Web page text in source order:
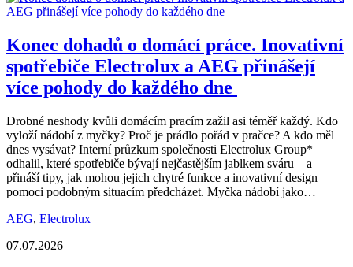
Konec dohadů o domácí práce. Inovativní
spotřebiče Electrolux a AEG přinášejí
více pohody do každého dne
Drobné neshody kvůli domácím pracím zažil asi téměř každý. Kdo
vyloží nádobí z myčky? Proč je prádlo pořád v pračce? A kdo měl
dnes vysávat? Interní průzkum společnosti Electrolux Group*
odhalil, které spotřebiče bývají nejčastějším jablkem sváru – a
přináší tipy, jak mohou jejich chytré funkce a inovativní design
pomoci podobným situacím předcházet. Myčka nádobí jako…
AEG, Electrolux
07.07.2026